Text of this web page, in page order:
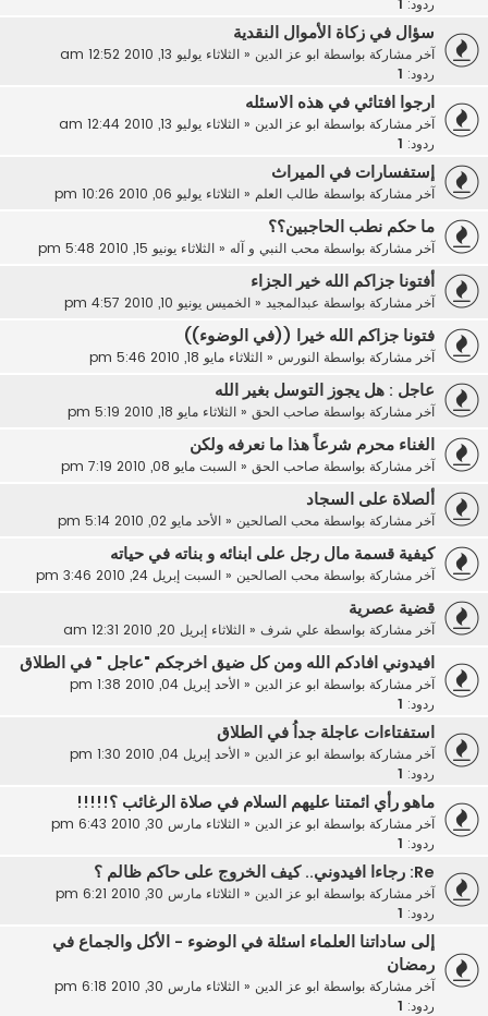
سؤال في زكاة الأموال النقدية
آخر مشاركة بواسطة ابو عز الدين« الثلاثاء يوليو 13, 2010 12:52 am
ردود:
ارجوا افتائي في هذه الاسئله
آخر مشاركة بواسطة ابو عز الدين« الثلاثاء يوليو 13, 2010 12:44 am
ردود:
إستفسارات في الميراث
آخر مشاركة بواسطة طالب العلم« الثلاثاء يوليو 06, 2010 10:26 pm
ما حكم نطب الحاجبين؟؟
آخر مشاركة بواسطة محب النبي و آله« الثلاثاء يونيو 15, 2010 5:48 pm
أفتونا جزاكم الله خير الجزاء
آخر مشاركة بواسطة عبدالمجيد« الخميس يونيو 10, 2010 4:57 pm
فتونا جزاكم الله خيرا ((في الوضوء))
آخر مشاركة بواسطة النورس« الثلاثاء مايو 18, 2010 5:46 pm
عاجل : هل يجوز التوسل بغير الله
آخر مشاركة بواسطة صاحب الحق« الثلاثاء مايو 18, 2010 5:19 pm
الغناء محرم شرعاً هذا ما نعرفه ولكن
آخر مشاركة بواسطة صاحب الحق« السبت مايو 08, 2010 7:19 pm
ألصلاة على السجاد
آخر مشاركة بواسطة محب الصالحين« الأحد مايو 02, 2010 5:14 pm
كيفية قسمة مال رجل على ابنائه و بناته في حياته
آخر مشاركة بواسطة محب الصالحين« السبت إبريل 24, 2010 3:46 pm
قضية عصرية
آخر مشاركة بواسطة علي شرف« الثلاثاء إبريل 20, 2010 12:31 am
افيدوني افادكم الله ومن كل ضيق اخرجكم "عاجل " في الطلاق
آخر مشاركة بواسطة ابو عز الدين« الأحد إبريل 04, 2010 1:38 pm
ردود:
استفتاءات عاجلة جداُ في الطلاق
آخر مشاركة بواسطة ابو عز الدين« الأحد إبريل 04, 2010 1:30 pm
ردود:
ماهو رأي ائمتنا عليهم السلام في صلاة الرغائب ؟!!!!!
آخر مشاركة بواسطة ابو عز الدين« الثلاثاء مارس 30, 2010 6:43 pm
ردود:
Re: رجاءا افيدوني.. كيف الخروج على حاكم ظالم ؟
آخر مشاركة بواسطة ابو عز الدين« الثلاثاء مارس 30, 2010 6:21 pm
ردود:
إلى ساداتنا العلماء اسئلة في الوضوء - الأكل والجماع في
رمضان
آخر مشاركة بواسطة ابو عز الدين« الثلاثاء مارس 30, 2010 6:18 pm
ردود: